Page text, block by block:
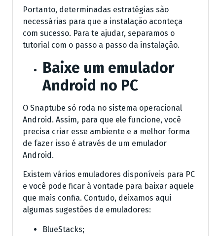
Portanto, determinadas estratégias são
necessárias para que a instalação aconteça
com sucesso. Para te ajudar, separamos o
tutorial com o passo a passo da instalação.
Baixe um emulador
Android no PC
O Snaptube só roda no sistema operacional
Android. Assim, para que ele funcione, você
precisa criar esse ambiente e a melhor forma
de fazer isso é através de um emulador
Android.
Existem vários emuladores disponíveis para PC
e você pode ficar à vontade para baixar aquele
que mais confia. Contudo, deixamos aqui
algumas sugestões de emuladores:
BlueStacks;